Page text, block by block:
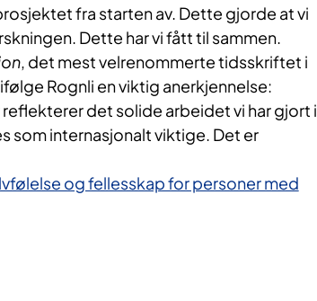
fra starten av. Dette gjorde at vi
Dette har vi fått til sammen.
, det mest velrenommerte tidsskriftet i
Rognli en viktig anerkjennelse:
det solide arbeidet vi har gjort i
som internasjonalt viktige. Det er
og fellesskap for personer med